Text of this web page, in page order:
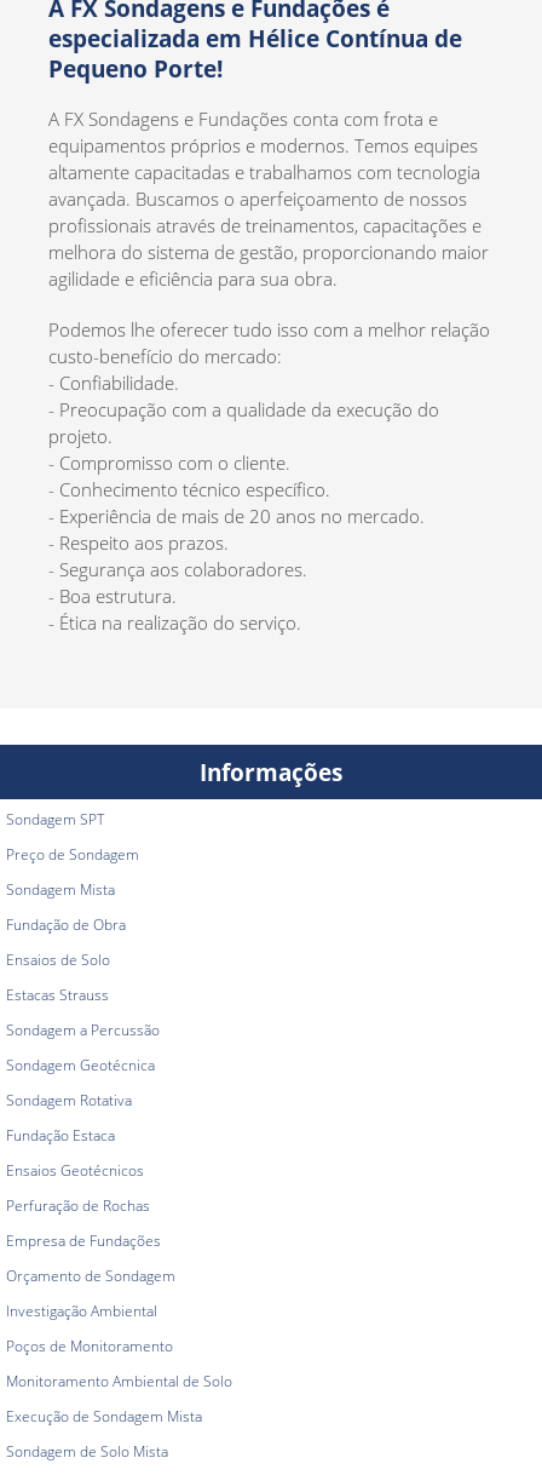
A FX Sondagens e Fundações é
especializada em Hélice Contínua de
Pequeno Porte!
A FX Sondagens e Fundações conta com frota e
equipamentos próprios e modernos. Temos equipes
altamente capacitadas e trabalhamos com tecnologia
avançada. Buscamos o aperfeiçoamento de nossos
profissionais através de treinamentos, capacitações e
melhora do sistema de gestão, proporcionando maior
agilidade e eficiência para sua obra.
Podemos lhe oferecer tudo isso com a melhor relação
custo-benefício do mercado:
- Confiabilidade.
- Preocupação com a qualidade da execução do
projeto.
- Compromisso com o cliente.
- Conhecimento técnico específico.
- Experiência de mais de 20 anos no mercado.
- Respeito aos prazos.
- Segurança aos colaboradores.
- Boa estrutura.
- Ética na realização do serviço.
Informações
Sondagem SPT
Preço de Sondagem
Sondagem Mista
Fundação de Obra
Ensaios de Solo
Estacas Strauss
Sondagem a Percussão
Sondagem Geotécnica
Sondagem Rotativa
Fundação Estaca
Ensaios Geotécnicos
Perfuração de Rochas
Empresa de Fundações
Orçamento de Sondagem
Investigação Ambiental
Poços de Monitoramento
Monitoramento Ambiental de Solo
Execução de Sondagem Mista
Sondagem de Solo Mista